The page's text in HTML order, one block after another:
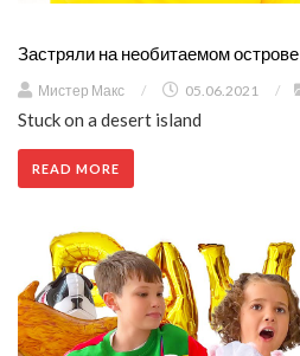
Застряли на необитаемом острове
Мистер Макс / 05.06.2021 /
Stuck on a desert island
READ MORE